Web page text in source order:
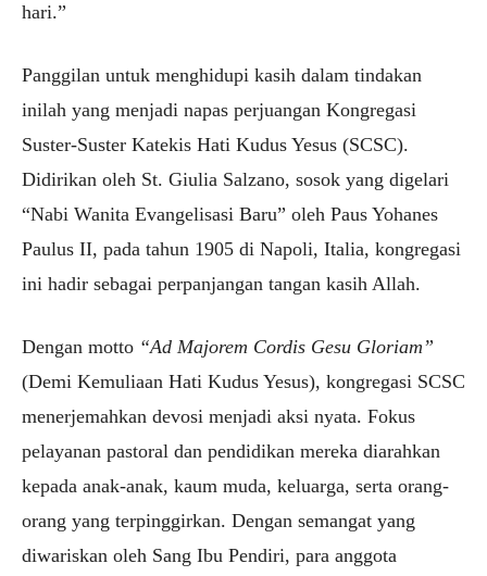
hari.”
Panggilan untuk menghidupi kasih dalam tindakan
inilah yang menjadi napas perjuangan Kongregasi
Suster-Suster Katekis Hati Kudus Yesus (SCSC).
Didirikan oleh St. Giulia Salzano, sosok yang digelari
“Nabi Wanita Evangelisasi Baru” oleh Paus Yohanes
Paulus II, pada tahun 1905 di Napoli, Italia, kongregasi
ini hadir sebagai perpanjangan tangan kasih Allah.
Dengan motto “Ad Majorem Cordis Gesu Gloriam”
(Demi Kemuliaan Hati Kudus Yesus), kongregasi SCSC
menerjemahkan devosi menjadi aksi nyata. Fokus
pelayanan pastoral dan pendidikan mereka diarahkan
kepada anak-anak, kaum muda, keluarga, serta orang-
orang yang terpinggirkan. Dengan semangat yang
diwariskan oleh Sang Ibu Pendiri, para anggota